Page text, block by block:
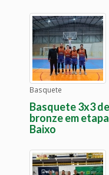
Basquete
Basquete 3x3
bronze em
Baixo